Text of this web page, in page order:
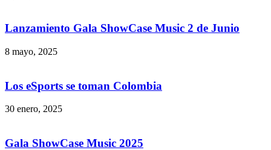
Lanzamiento Gala ShowCase Music 2 de Junio
8 mayo, 2025
Los eSports se toman Colombia
30 enero, 2025
Gala ShowCase Music 2025